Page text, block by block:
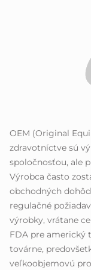
OEM (Original
zdravotníctve sú
spoločnosťou, ale
Výrobca často
obchodných
regulačné
výrobky, vrátane
FDA pre americký
továrne,
veľkoobjemovú